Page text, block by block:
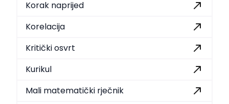
Korak naprijed
Korelacija
Kritički osvrt
Kurikul
Mali matematički rječnik